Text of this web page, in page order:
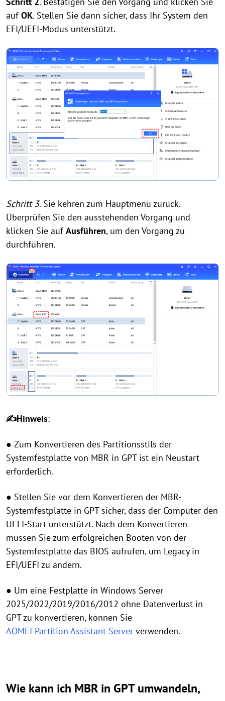
aufOK. Stellen Sie dann sicher, dass Ihr System den
EFI/UEFI-Modus unterstützt.
Schritt 3. Sie kehren zum Hauptmenü zurück.
Überprüfen Sie den ausstehenden Vorgang und
klicken Sie aufAusführen, um den Vorgang zu
durchführen.
✍Hinweis:
● Zum Konvertieren des Partitionsstils der
Systemfestplatte von MBR in GPT ist ein Neustart
erforderlich.
● Stellen Sie vor dem Konvertieren der MBR-
Systemfestplatte in GPT sicher, dass der Computer den
UEFI-Start unterstützt. Nach dem Konvertieren
müssen Sie zum erfolgreichen Booten von der
Systemfestplatte das BIOS aufrufen, um Legacy in
EFI/UEFI zu ändern.
● Um eine Festplatte in Windows Server
2025/2022/2019/2016/2012 ohne Datenverlust in
GPT zu konvertieren, können Sie
AOMEI Partition Assistant Server verwenden.
Wie kann ich MBR in GPT umwandeln,